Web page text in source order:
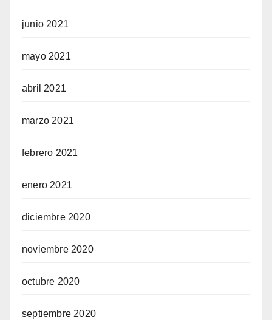
junio 2021
mayo 2021
abril 2021
marzo 2021
febrero 2021
enero 2021
diciembre 2020
noviembre 2020
octubre 2020
septiembre 2020